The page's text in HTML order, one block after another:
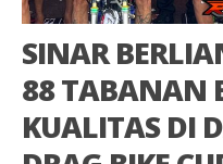
SINAR
88 TABANAN
KUALITAS DI